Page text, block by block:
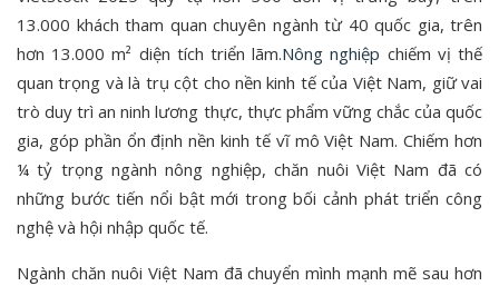
13.000 khách tham quan chuyên ngành từ 40 quốc gia, trên
hơn 13.000 m² diện tích triển lãm. Nông nghiệp chiếm vị thế
quan trọng và là trụ cột cho nền kinh tế của Việt Nam, giữ vai
trò duy trì an ninh lương thực, thực phẩm vững chắc của quốc
gia, góp phần ổn định nền kinh tế vĩ mô Việt Nam. Chiếm hơn
¼ tỷ trọng ngành nông nghiệp, chăn nuôi Việt Nam đã có
những bước tiến nổi bật mới trong bối cảnh phát triển công
nghệ và hội nhập quốc tế.
Ngành chăn nuôi Việt Nam đã chuyển mình mạnh mẽ sau hơn